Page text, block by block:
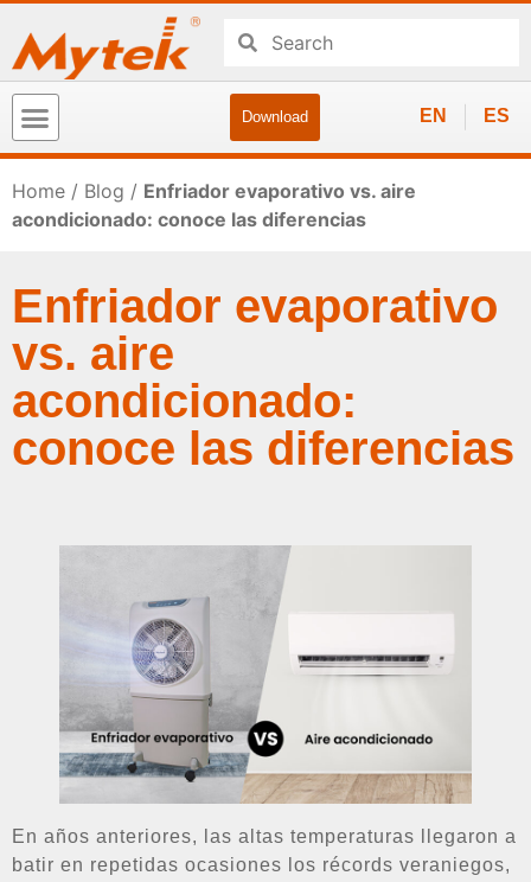
Download EN ES
Home / Blog / Enfriador evaporativo vs. aire
acondicionado: conoce las diferencias
Enfriador evaporativo
vs. aire
acondicionado:
conoce las diferencias
En años anteriores, las altas temperaturas llegaron a
batir en repetidas ocasiones los récords veraniegos,